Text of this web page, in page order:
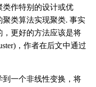
类作特别的设计或优
类算法实现聚类. 事实
，更好的方法应该是将
，作者在后文中通过
到一个非线性变换，将